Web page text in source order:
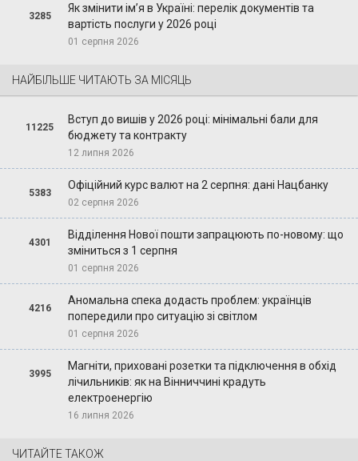
3285
Як змінити ім’я в Україні: перелік документів та
вартість послуги у 2026 році
01 серпня 2026
НАЙБІЛЬШЕ ЧИТАЮТЬ ЗА МІСЯЦЬ
11225
Вступ до вишів у 2026 році: мінімальні бали для
бюджету та контракту
12 липня 2026
5383
Офіційний курс валют на 2 серпня: дані Нацбанку
02 серпня 2026
4301
Відділення Нової пошти запрацюють по-новому: що
зміниться з 1 серпня
01 серпня 2026
4216
Аномальна спека додасть проблем: українців
попередили про ситуацію зі світлом
01 серпня 2026
3995
Магніти, приховані розетки та підключення в обхід
лічильників: як на Вінниччині крадуть
електроенергію
16 липня 2026
ЧИТАЙТЕ ТАКОЖ